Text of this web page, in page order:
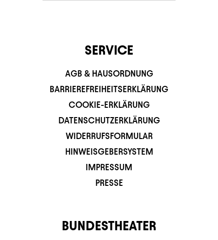
SERVICE
AGB & HAUSORDNUNG
BARRIEREFREIHEITSERKLÄRUNG
COOKIE-ERKLÄRUNG
DATENSCHUTZERKLÄRUNG
WIDERRUFSFORMULAR
HINWEISGEBERSYSTEM
IMPRESSUM
PRESSE
BUNDESTHEATER